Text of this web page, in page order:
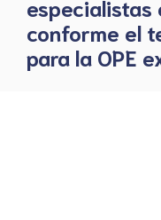
especialistas
conforme el
para la OPE